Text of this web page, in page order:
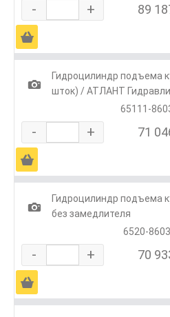
- + 89
Ä
1
Гидроцилиндр подъема
шток) / АТЛАНТ
65111-
- + 71
Ä
1
Гидроцилиндр подъема
без замедлителя
6520-
- + 70
Ä